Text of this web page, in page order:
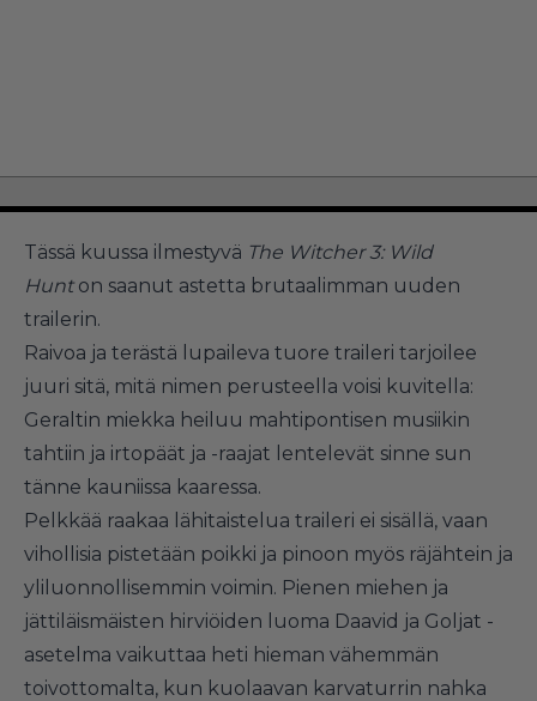
Tässä kuussa ilmestyvä The Witcher 3: Wild
Hunt on saanut astetta brutaalimman uuden
trailerin.
Raivoa ja terästä lupaileva tuore traileri tarjoilee
juuri sitä, mitä nimen perusteella voisi kuvitella:
Geraltin miekka heiluu mahtipontisen musiikin
tahtiin ja irtopäät ja -raajat lentelevät sinne sun
tänne kauniissa kaaressa.
Pelkkää raakaa lähitaistelua traileri ei sisällä, vaan
vihollisia pistetään poikki ja pinoon myös räjähtein ja
yliluonnollisemmin voimin. Pienen miehen ja
jättiläismäisten hirviöiden luoma Daavid ja Goljat -
asetelma vaikuttaa heti hieman vähemmän
toivottomalta, kun kuolaavan karvaturrin nahka